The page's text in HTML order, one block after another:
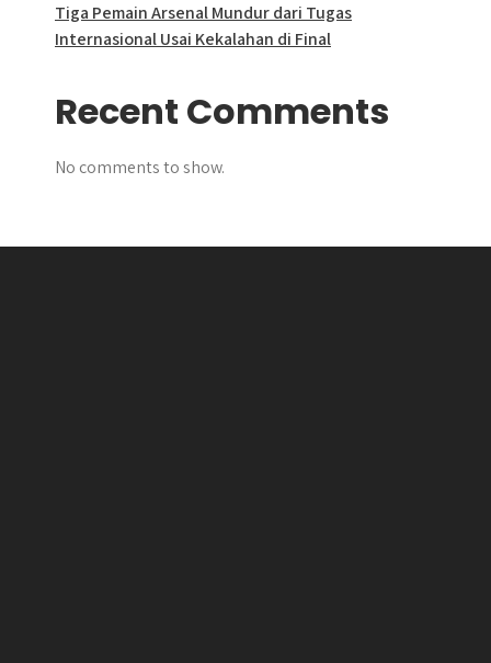
Tiga Pemain Arsenal Mundur dari Tugas
Internasional Usai Kekalahan di Final
Recent Comments
No comments to show.